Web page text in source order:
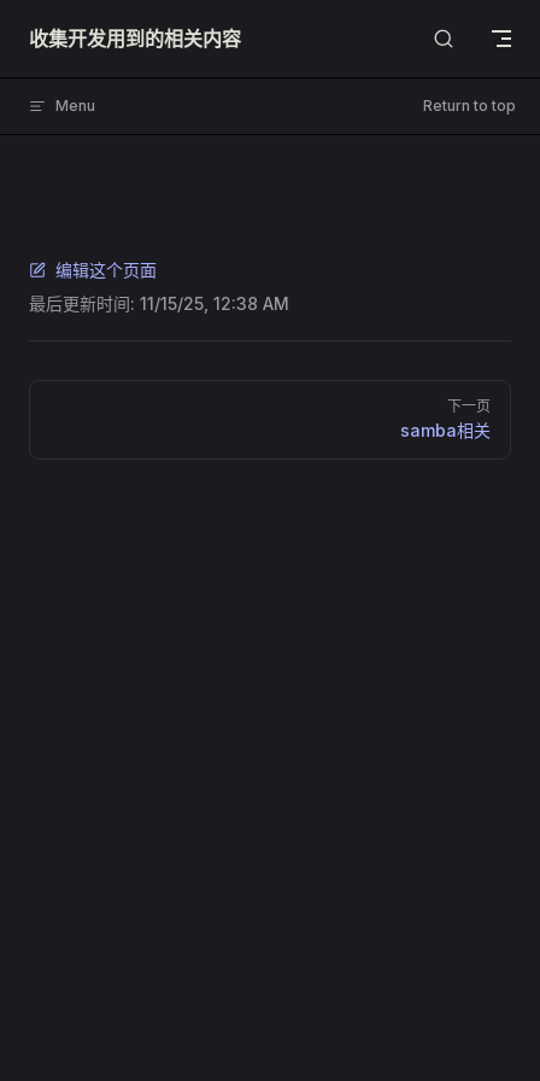
Skip to content
收集开发用到的相关内容
Menu Return to top
编辑这个页面
最后更新时间: 11/15/25, 12:38 AM
下一页
samba相关